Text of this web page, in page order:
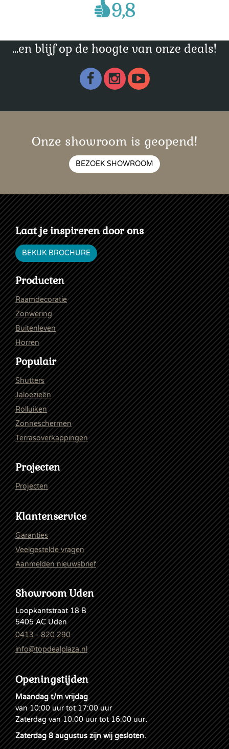
...en blijf op de hoogte van onze deals!
Onze showroom is geopend!
BEZOEK SHOWROOM
Laat je inspireren door ons
BEKIJK BROCHURE
Producten
Raamdecoratie
Zonwering
Buitenleven
Horren
Populair
Shutters
Jaloezieën
Rolluiken
Zonneschermen
Terrasoverkappingen
Projecten
Projecten
Klantenservice
Garanties
Veelgestelde vragen
Aanmelden nieuwsbrief
Showroom Uden
Loopkantstraat 18 B
5405 AC Uden
0413 - 820 290
info@topdealplaza.nl
Openingstijden
Maandag t/m vrijdag
van 10:00 uur tot 17:00 uur
Zaterdag van 10:00 uur tot 16:00 uur.
Zaterdag 8 augustus zijn wij gesloten.